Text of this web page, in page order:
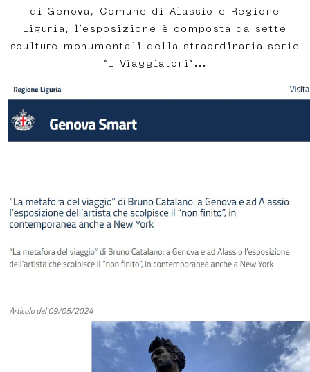
di Genova, Comune di Alassio e Regione
Liguria, l’esposizione è composta da sette
sculture monumentali della straordinaria serie
“I Viaggiatori”...